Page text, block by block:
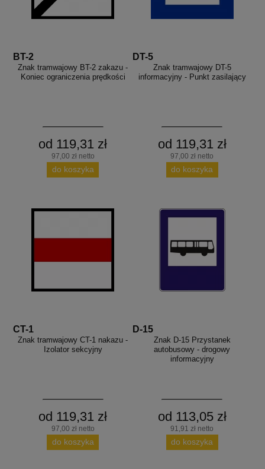
BT-2
Znak tramwajowy BT-2 zakazu -
Koniec ograniczenia prędkości
od 119,31 zł
97,00 zł netto
do koszyka
DT-5
Znak tramwajowy DT-5
informacyjny - Punkt zasilający
od 119,31 zł
97,00 zł netto
do koszyka
CT-1
Znak tramwajowy CT-1 nakazu -
Izolator sekcyjny
od 119,31 zł
97,00 zł netto
do koszyka
D-15
Znak D-15 Przystanek
autobusowy - drogowy
informacyjny
od 113,05 zł
91,91 zł netto
do koszyka